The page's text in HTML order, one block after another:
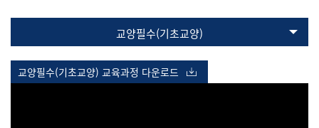
교양필수(기초교양)
교양필수(기초교양) 교육과정 다운로드